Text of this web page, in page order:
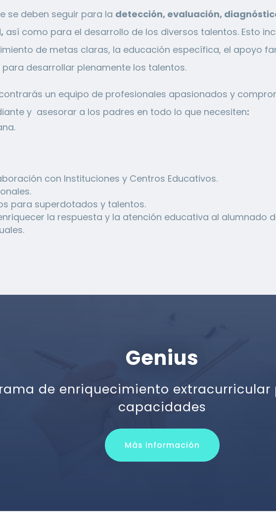
se deben seguir para la detección, evaluación,
así como para el desarrollo de los diversos talentos. Esto
de metas claras, la educación específica, el apoyo
desarrollar plenamente los talentos.
un equipo de profesionales apasionados y
y asesorar a los padres en todo lo que necesiten:
con Instituciones y Centros Educativos.
para superdotados y talentos.
la respuesta y la atención educativa al alumnado
Genius
de enriquecimiento
capacidades
Más información